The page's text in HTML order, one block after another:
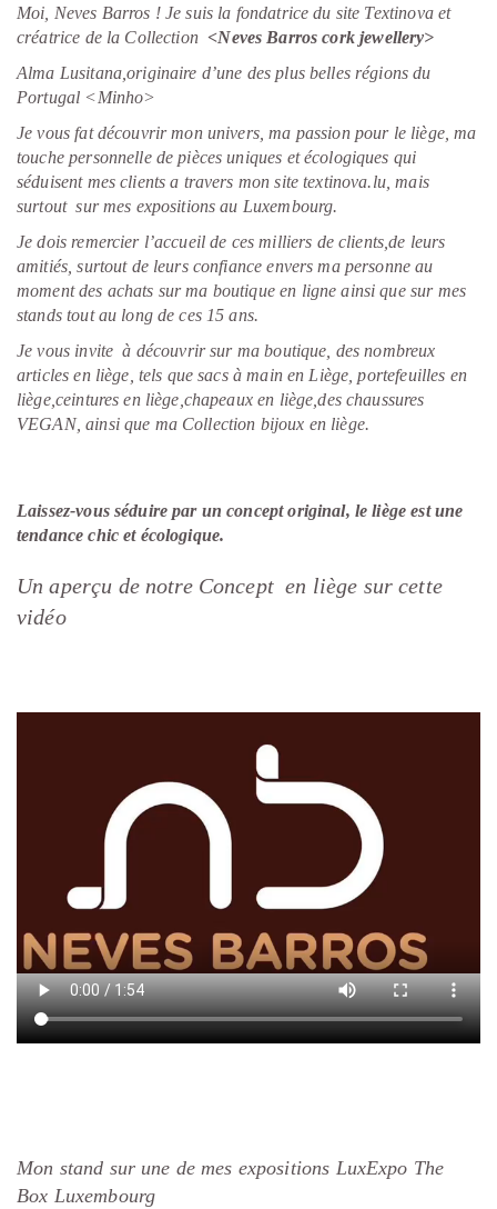
Moi, Neves Barros ! Je suis la fondatrice du site Textinova et
créatrice de la Collection<Neves Barros cork jewellery>
Alma Lusitana,originaire d’une des plus belles régions du
Portugal <Minho>
Je vous fat découvrir mon univers, ma passion pour le liège, ma
touche personnelle de pièces uniques et écologiques qui
séduisent mes clients a travers mon site textinova.lu, mais
surtout sur mes expositions au Luxembourg.
Je dois remercier l’accueil de ces milliers de clients,de leurs
amitiés, surtout de leurs confiance envers ma personne au
moment des achats sur ma boutique en ligne ainsi que sur mes
stands tout au long de ces 15 ans.
Je vous invite à découvrir sur ma boutique, des nombreux
articles en liège, tels que sacs à main en Liège, portefeuilles en
liège,ceintures en liège,chapeaux en liège,des chaussures
VEGAN, ainsi que ma Collection bijoux en liège.
Laissez-vous séduire par un concept original, le liège est une
tendance chic et écologique.
Un aperçu de notre Concept en liège sur cette
vidéo
Mon stand sur une de mes expositions LuxExpo The
Box Luxembourg